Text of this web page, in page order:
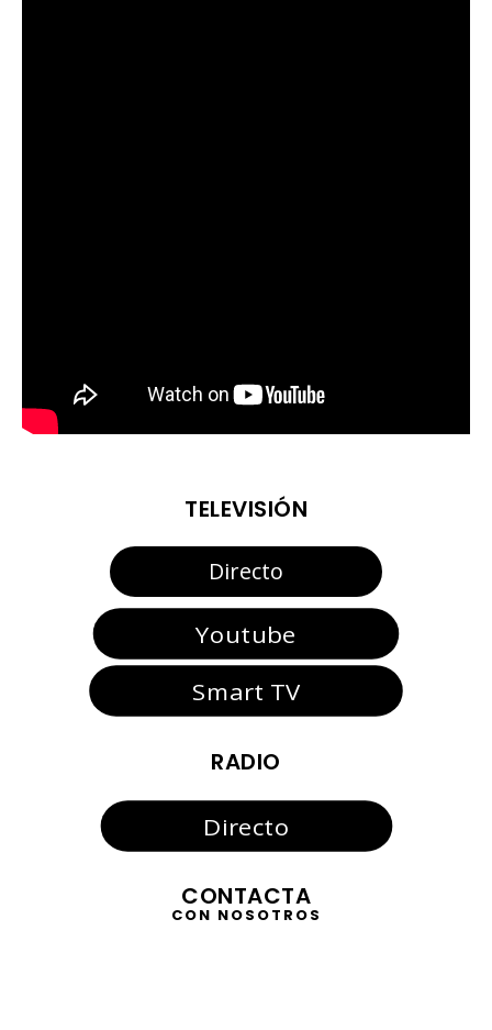
TELEVISIÓN
Directo
Youtube
Smart TV
RADIO
Directo
CONTACTA
CON NOSOTROS